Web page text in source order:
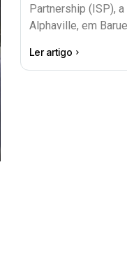
Partnership (ISP),
Alphaville, em
Ler artigo